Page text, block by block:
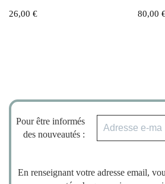
26,00 € 80,00
Pour être informés
des nouveautés :
En renseignant votre adresse email,